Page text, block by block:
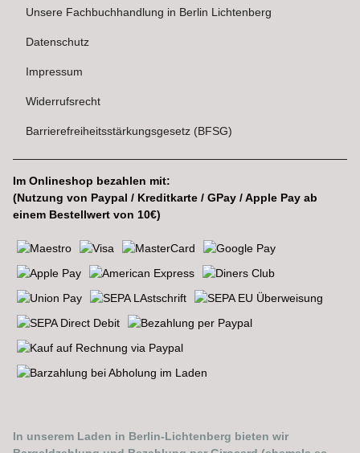
Unsere Fachbuchhandlung in Berlin Lichtenberg
Datenschutz
Impressum
Widerrufsrecht
Barrierefreiheitsstärkungsgesetz (BFSG)
Im Onlineshop bezahlen mit:
(Nutzung von Paypal / Kreditkarte / GPay / Apple Pay ab
einem Bestellwert von 10€)
In unserem Laden in Berlin-Lichtenberg bieten wir